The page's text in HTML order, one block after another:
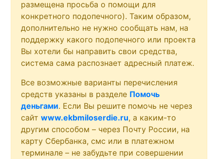
размещена просьба о помощи для
конкретного подопечного). Таким образом,
дополнительно не нужно сообщать нам, на
поддержку какого подопечного или проекта
Вы хотели бы направить свои средства,
система сама распознает адресный платеж.
Все возможные варианты перечисления
средств указаны в разделе Помочь
деньгами. Если Вы решите помочь не через
сайтwww.ekbmiloserdie.ru, а каким-то
другим способом – через Почту России, на
карту Сбербанка, смс или в платежном
терминале – не забудьте при совершении